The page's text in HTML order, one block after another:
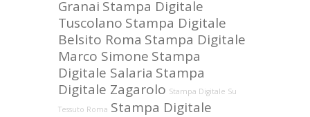
Granai Stampa Digitale
Tuscolano Stampa Digitale
Belsito Roma Stampa Digitale
Marco Simone Stampa
Digitale Salaria Stampa
Digitale Zagarolo Stampa Digitale Su
Tessuto Roma Stampa Digitale